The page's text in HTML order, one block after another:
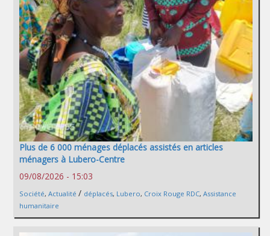
Plus de 6 000 ménages déplacés assistés en articles
ménagers à Lubero-Centre
09/08/2026 - 15:03
Société, Actualité / déplacés, Lubero, Croix Rouge RDC, Assistance
humanitaire